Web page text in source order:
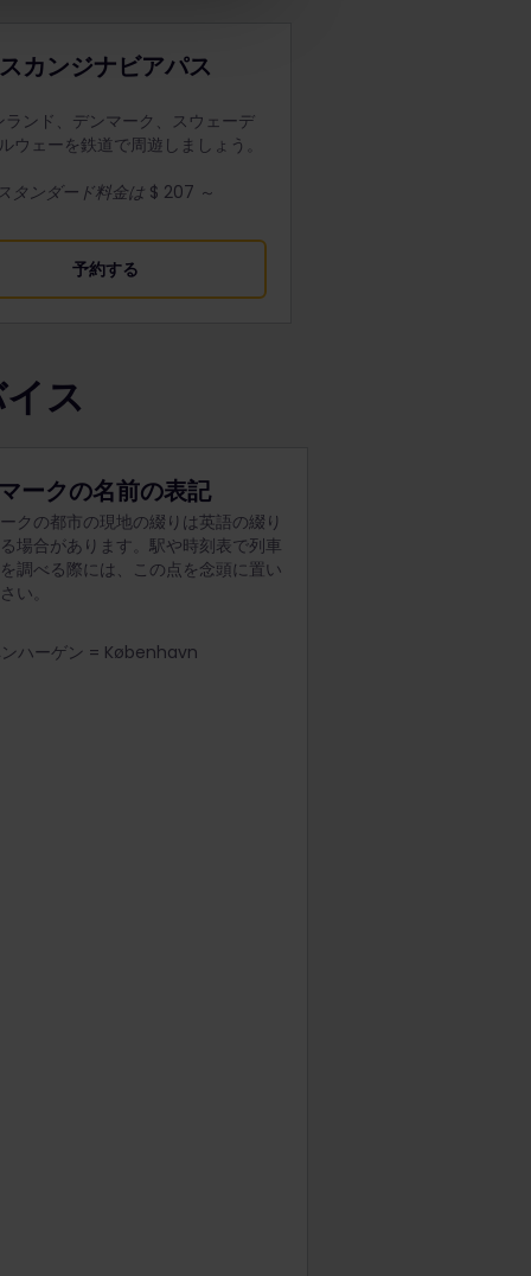
スカンジナビアパス
ランド、デンマーク、スウェーデ
ウェーを鉄道で周遊しましょう。
タンダード料金は $ 207 ～
予約する
ス
ークの名前の表記
クの都市の現地の綴りは英語の綴り
場合があります。駅や時刻表で列車
調べる際には、この点を念頭に置い
い。
ハーゲン = København